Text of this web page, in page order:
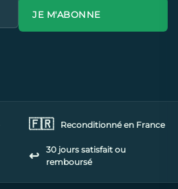
JE M'ABONNE
🇫🇷 Reconditionné en France
↩️
30 jours satisfait ou
remboursé